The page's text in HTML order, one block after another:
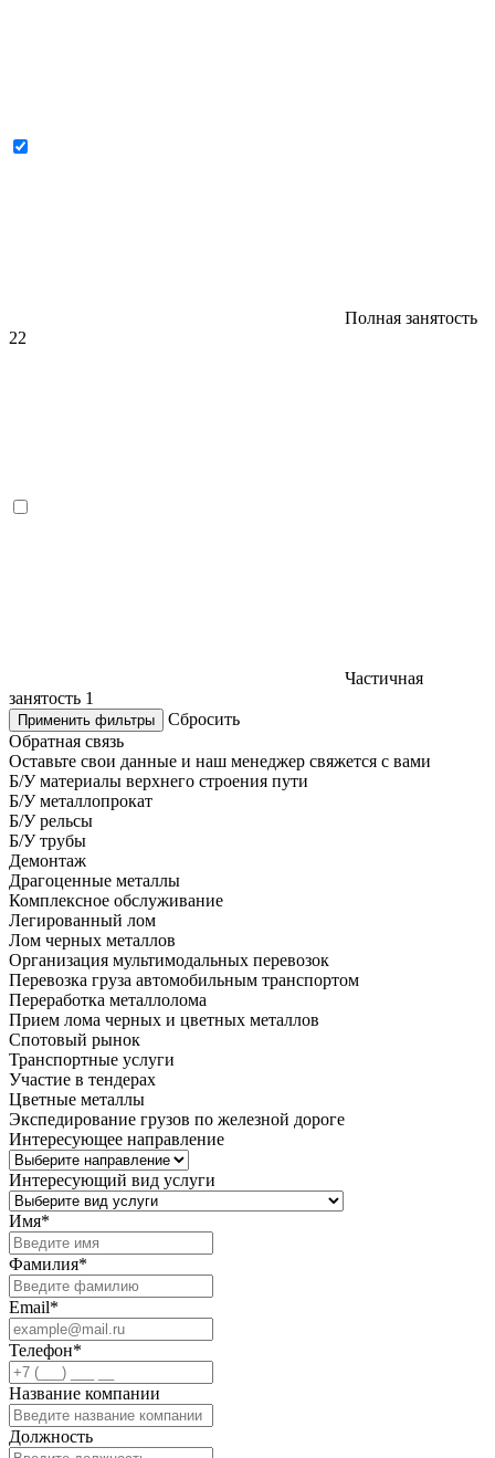
Полная занятость
22
Частичная
занятость 1
Применить фильтры
Сбросить
Обратная связь
Оставьте свои данные и наш менеджер свяжется с вами
Б/У материалы верхнего строения пути
Б/У металлопрокат
Б/У рельсы
Б/У трубы
Демонтаж
Драгоценные металлы
Комплексное обслуживание
Легированный лом
Лом черных металлов
Организация мультимодальных перевозок
Перевозка груза автомобильным транспортом
Переработка металлолома
Прием лома черных и цветных металлов
Спотовый рынок
Транспортные услуги
Участие в тендерах
Цветные металлы
Экспедирование грузов по железной дороге
Интересующее направление
Интересующий вид услуги
Имя*
Фамилия*
Email*
Телефон*
Название компании
Должность